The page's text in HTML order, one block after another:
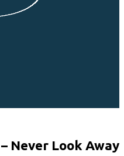
Never Look Away